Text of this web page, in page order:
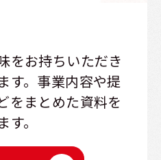
をお持ちいただき
す。事業内容や提
をまとめた資料を
。